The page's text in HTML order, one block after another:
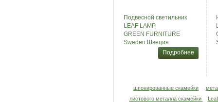
Подвесной светильник
LEAF LAMP
GREEN FURNITURE
Sweden Швеция
Подробнее
шпонированные скамейки
листового металла скамейки